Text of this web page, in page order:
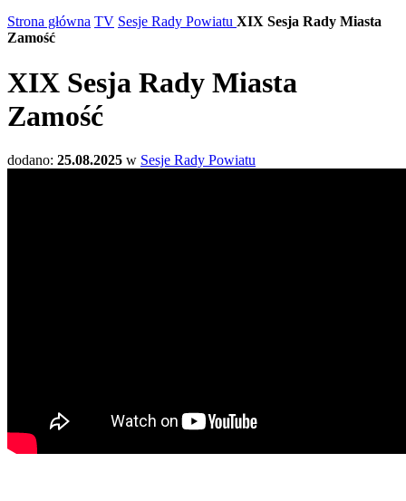
Strona główna TV Sesje Rady Powiatu XIX Sesja Rady Miasta
Zamość
XIX Sesja Rady Miasta
Zamość
dodano: 25.08.2025 w Sesje Rady Powiatu